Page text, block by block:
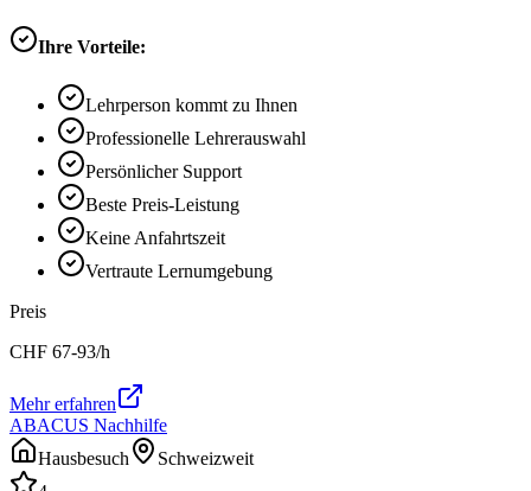
Ihre Vorteile:
Lehrperson kommt zu Ihnen
Professionelle Lehrerauswahl
Persönlicher Support
Beste Preis-Leistung
Keine Anfahrtszeit
Vertraute Lernumgebung
Preis
CHF 67-93/h
Mehr erfahren
ABACUS Nachhilfe
Hausbesuch
Schweizweit